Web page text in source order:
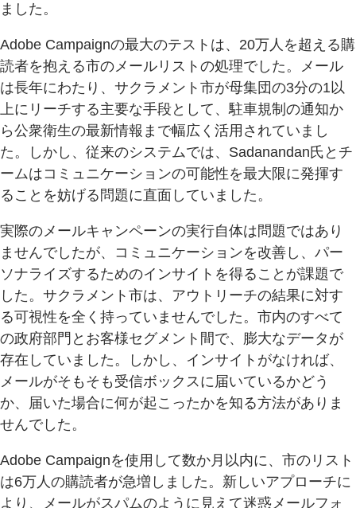
ました。
Adobe Campaignの最大のテストは、20万人を超える購
読者を抱える市のメールリストの処理でした。メール
は長年にわたり、サクラメント市が母集団の3分の1以
上にリーチする主要な手段として、駐車規制の通知か
ら公衆衛生の最新情報まで幅広く活用されていまし
た。しかし、従来のシステムでは、Sadanandan氏とチ
ームはコミュニケーションの可能性を最大限に発揮す
ることを妨げる問題に直面していました。
実際のメールキャンペーンの実行自体は問題ではあり
ませんでしたが、コミュニケーションを改善し、パー
ソナライズするためのインサイトを得ることが課題で
した。サクラメント市は、アウトリーチの結果に対す
る可視性を全く持っていませんでした。市内のすべて
の政府部門とお客様セグメント間で、膨大なデータが
存在していました。しかし、インサイトがなければ、
メールがそもそも受信ボックスに届いているかどう
か、届いた場合に何が起こったかを知る方法がありま
せんでした。
Adobe Campaignを使用して数か月以内に、市のリスト
は6万人の購読者が急増しました。新しいアプローチに
より、メールがスパムのように見えて迷惑メールフォ